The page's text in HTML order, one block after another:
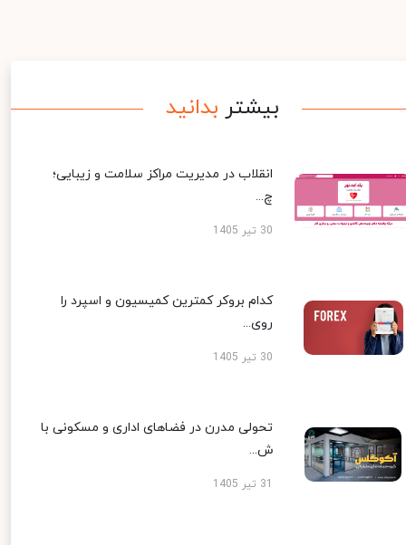
بیشتر بدانید
انقلاب در مدیریت مراکز سلامت و زیبایی؛
چ...
30 تیر 1405
کدام بروکر کمترین کمیسیون و اسپرد را
روی...
30 تیر 1405
تحولی مدرن در فضاهای اداری و مسکونی با
ش...